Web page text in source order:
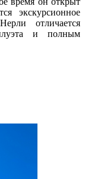
экскурсионное
отличается
и полным